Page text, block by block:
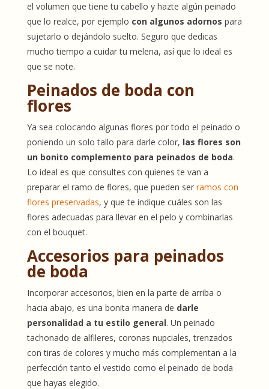
el volumen que tiene tu cabello y hazte algún peinado
que lo realce, por ejemplo con algunos adornos para
sujetarlo o dejándolo suelto. Seguro que dedicas
mucho tiempo a cuidar tu melena, así que lo ideal es
que se note.
Peinados de boda con
flores
Ya sea colocando algunas flores por todo el peinado o
poniendo un solo tallo para darle color, las flores son
un bonito complemento para peinados de boda.
Lo ideal es que consultes con quienes te van a
preparar el ramo de flores, que pueden ser ramos con
flores preservadas, y que te indique cuáles son las
flores adecuadas para llevar en el pelo y combinarlas
con el bouquet.
Accesorios para peinados
de boda
Incorporar accesorios, bien en la parte de arriba o
hacia abajo, es una bonita manera de darle
personalidad a tu estilo general. Un peinado
tachonado de alfileres, coronas nupciales, trenzados
con tiras de colores y mucho más complementan a la
perfección tanto el vestido como el peinado de boda
que hayas elegido.